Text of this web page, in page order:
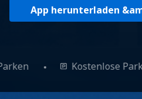
App herunterladen
Parken Kostenlose